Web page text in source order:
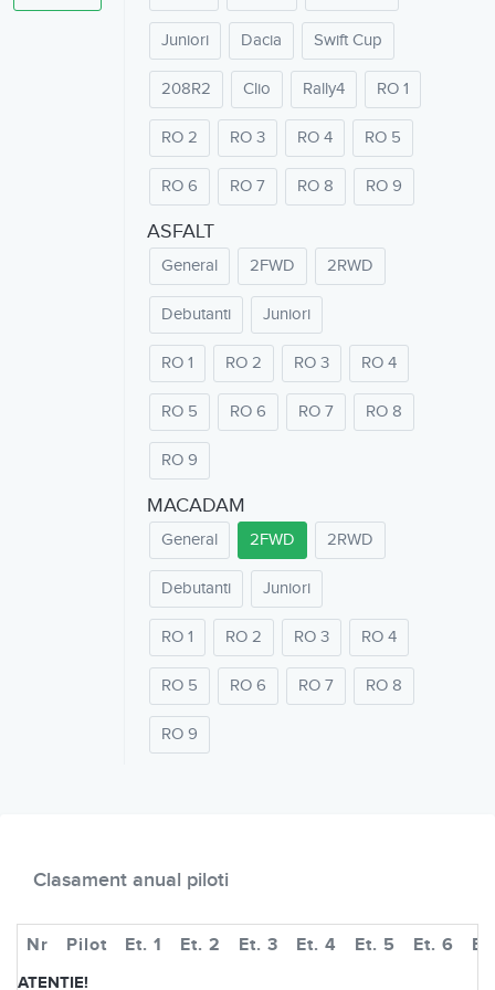
Juniori Dacia Swift Cup
208R2 Clio Rally4 RO 1
RO 2 RO 3 RO 4 RO 5
RO 6 RO 7 RO 8 RO 9
ASFALT
General 2FWD 2RWD
Debutanti Juniori
RO 1 RO 2 RO 3 RO 4
RO 5 RO 6 RO 7 RO 8
RO 9
MACADAM
General 2FWD 2RWD
Debutanti Juniori
RO 1 RO 2 RO 3 RO 4
RO 5 RO 6 RO 7 RO 8
RO 9
Clasament anual piloti
Nr Pilot Et. 1 Et. 2 Et. 3 Et. 4 Et. 5 Et. 6
ATENTIE!